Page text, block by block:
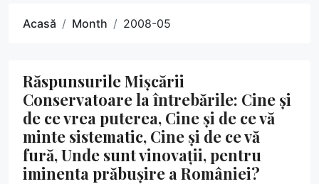
Acasă Month 2008-05
Răspunsurile Mișcării
Conservatoare la întrebările: Cine și
de ce vrea puterea, Cine și de ce vă
minte sistematic, Cine și de ce vă
fură, Unde sunt vinovații, pentru
iminenta prăbușire a României?